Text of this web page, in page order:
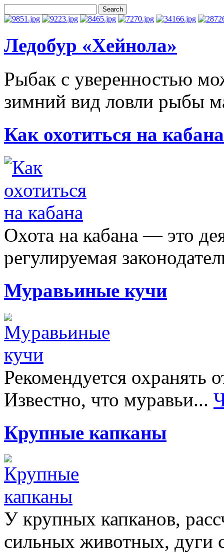
Ледобур «Хейнола»
Рыбак с уверенностью
зимний вид ловли рыбы
Как охотиться на кабана
Охота на кабана — это
регулируемая
Муравьиные кучи
Рекомендуется охранять
Известно, что муравьи...
Крупные капканы
У крупных капканов,
сильных животных, дуги